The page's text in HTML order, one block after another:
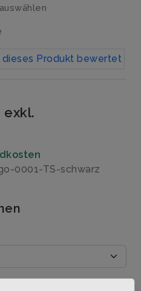
dieses Produkt bewertet
exkl.
0001-TS-schwarz